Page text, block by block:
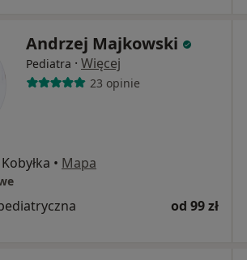
Andrzej Majkowski
Pediatra · Więcej
23 opinie
• Mapa
od 99 zł